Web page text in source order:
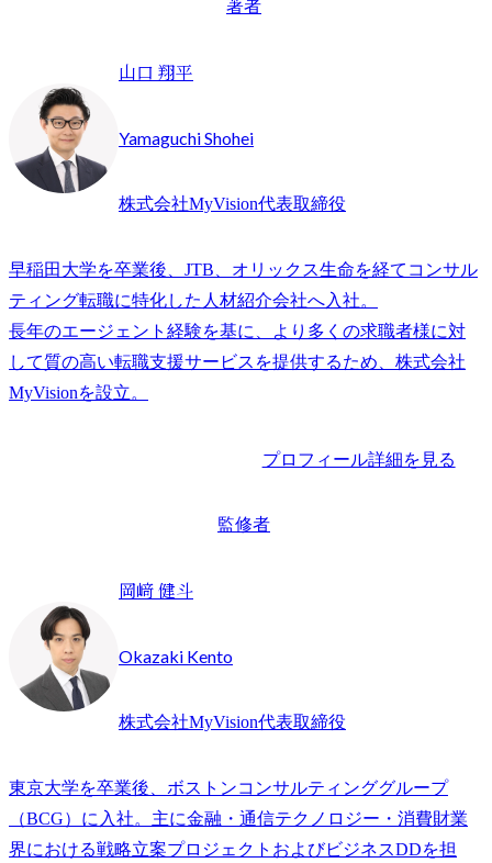
著者
山口 翔平
Yamaguchi Shohei
株式会社MyVision代表取締役
早稲田大学を卒業後、JTB、オリックス生命を経てコンサル
ティング転職に特化した人材紹介会社へ入社。
長年のエージェント経験を基に、より多くの求職者様に対
して質の高い転職支援サービスを提供するため、株式会社
プロフィール詳細を見る
監修者
岡﨑 健斗
Okazaki Kento
株式会社MyVision代表取締役
東京大学を卒業後、ボストンコンサルティンググループ
（BCG）に入社。主に金融・通信テクノロジー・消費財業
界における戦略立案プロジェクトおよびビジネスDDを担